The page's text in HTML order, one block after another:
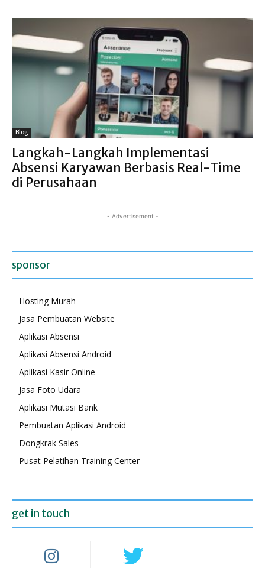
Blog
Langkah-Langkah Implementasi
Absensi Karyawan Berbasis Real-Time
di Perusahaan
- Advertisement -
sponsor
Hosting Murah
Jasa Pembuatan Website
Aplikasi Absensi
Aplikasi Absensi Android
Aplikasi Kasir Online
Jasa Foto Udara
Aplikasi Mutasi Bank
Pembuatan Aplikasi Android
Dongkrak Sales
Pusat Pelatihan Training Center
get in touch